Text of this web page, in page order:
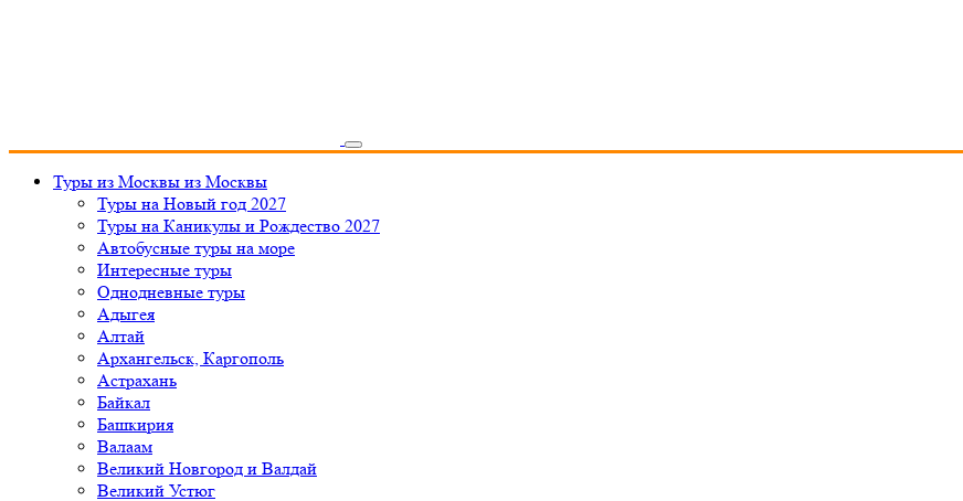
Туры из Москвы из Москвы
Туры на Новый год 2027
Туры на Каникулы и Рождество 2027
Автобусные туры на море
Интересные туры
Однодневные туры
Адыгея
Алтай
Архангельск, Каргополь
Астрахань
Байкал
Башкирия
Валаам
Великий Новгород и Валдай
Великий Устюг